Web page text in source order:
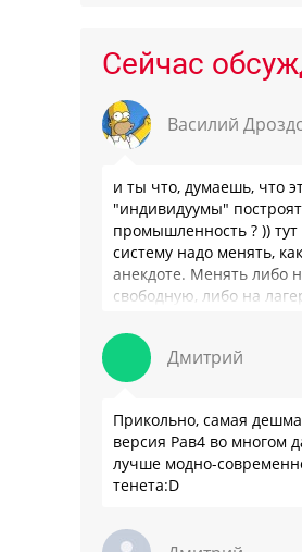
Сейчас
Василий
и ты что, думаешь, что
"индивидуумы"
промышленность ? ))
систему надо менять,
анекдоте. Менять либо
свободную, либо на
Дмитрий
Прикольно, самая
версия Рав4 во многом
лучше модно-
тенета:D